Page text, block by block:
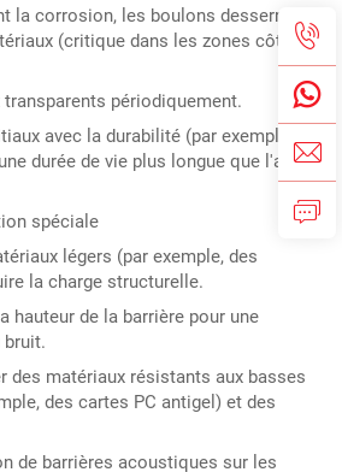
la corrosion, les boulons desserrés et
(critique dans les zones côtières
périodiquement.
avec la durabilité (par exemple,
durée de vie plus longue que l'acier
spéciale
légers (par exemple, des
la charge structurelle.
hauteur de la barrière pour une
bruit.
des matériaux résistants aux basses
des cartes PC antigel) et des
de barrières acoustiques sur les